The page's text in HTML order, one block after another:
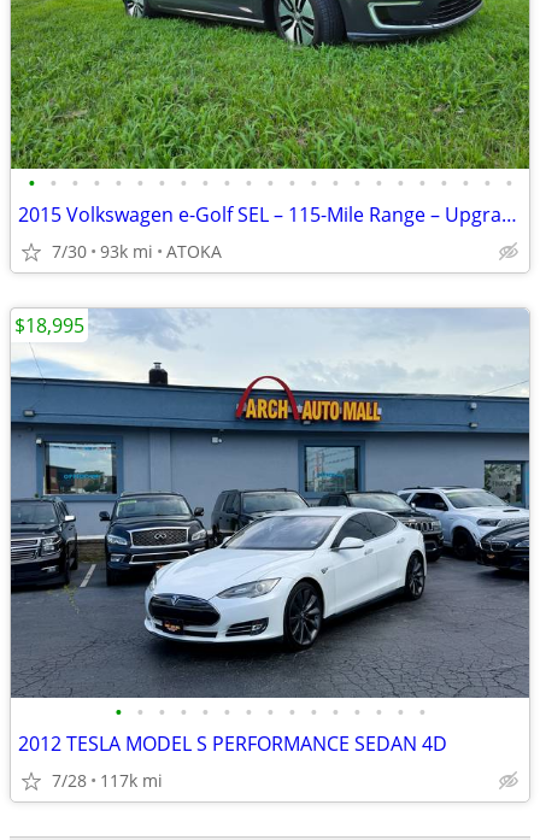
• • • • • • • • • • • • • • • • • • • • • • •
2015 Volkswagen e-Golf SEL – 115-Mile Range – Upgraded Battery
7/30 93k mi ATOKA
• • • • • • • • • • • • • • •
2012 TESLA MODEL S PERFORMANCE SEDAN 4D
7/28 117k mi
$18,995